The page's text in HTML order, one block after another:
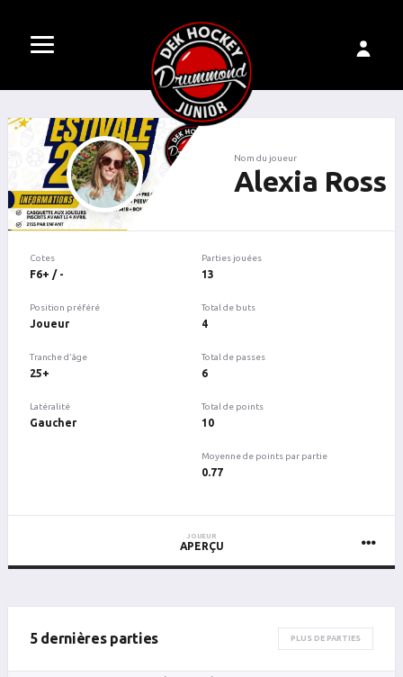
Nom du joueur
Alexia Ross
Cotes
F6+ / -
Position préféré
Joueur
Tranche d'âge
25+
Latéralité
Gaucher
Parties jouées
13
Total de buts
4
Total de passes
6
Total de points
10
Moyenne de points par partie
0.77
JOUEUR
APERÇU
5 dernières parties PLUS DE PARTIES